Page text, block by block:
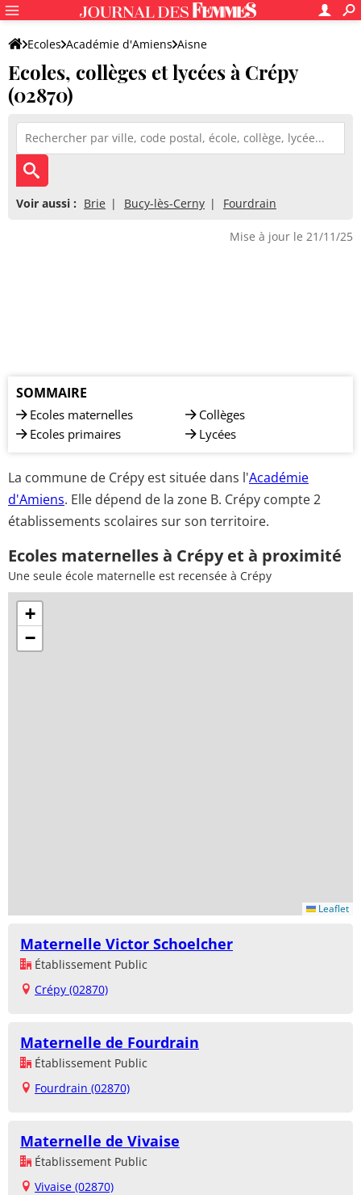
Ecoles Académie d'Amiens Aisne
Ecoles, collèges et lycées à Crépy
(02870)
Voir aussi : Brie Bucy-lès-Cerny Fourdrain
Mise à jour le 21/11/25
SOMMAIRE
Ecoles maternelles
Ecoles primaires
Collèges
Lycées
La commune de Crépy est située dans l'Académie
d'Amiens. Elle dépend de la zone B. Crépy compte 2
établissements scolaires sur son territoire.
Ecoles maternelles à Crépy et à proximité
Une seule école maternelle est recensée à Crépy
+
−
Leaflet
Maternelle Victor Schoelcher
Établissement Public
Crépy (02870)
Maternelle de Fourdrain
Établissement Public
Fourdrain (02870)
Maternelle de Vivaise
Établissement Public
Vivaise (02870)